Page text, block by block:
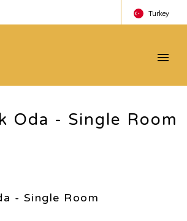
Turkey
Oda - Single Room
- Single Room